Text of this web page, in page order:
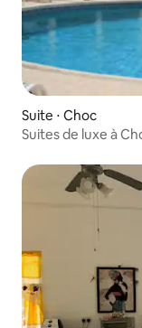
Suite ⋅ Choc
Suites de luxe à